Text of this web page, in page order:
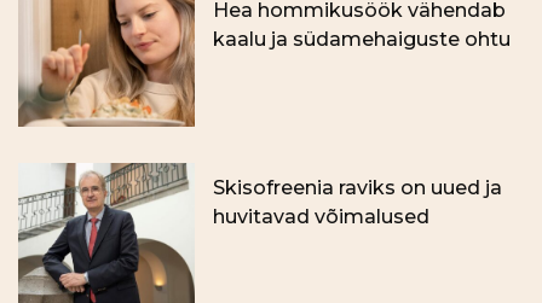
Hea hommikusöök vähendab
kaalu ja südamehaiguste ohtu
Skisofreenia raviks on uued ja
huvitavad võimalused